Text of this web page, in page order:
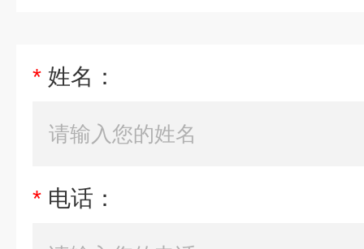
* 姓名：
* 电话：